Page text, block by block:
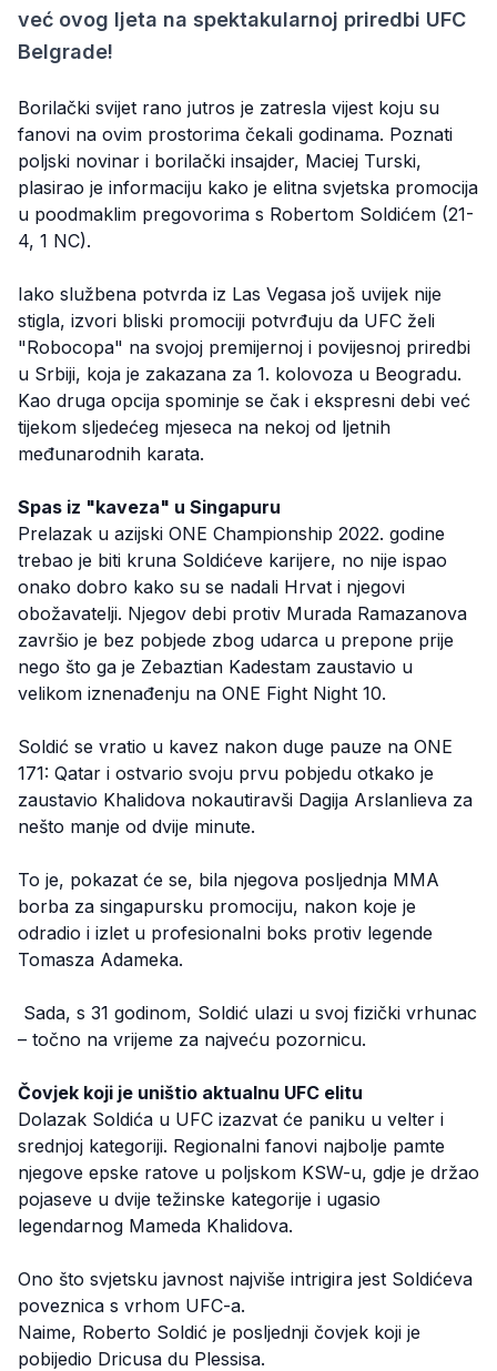
već ovog ljeta na spektakularnoj priredbi UFC
Belgrade!
Borilački svijet rano jutros je zatresla vijest koju su
fanovi na ovim prostorima čekali godinama. Poznati
poljski novinar i borilački insajder, Maciej Turski,
plasirao je informaciju kako je elitna svjetska promocija
u poodmaklim pregovorima s Robertom Soldićem (21-
4, 1 NC).
Iako službena potvrda iz Las Vegasa još uvijek nije
stigla, izvori bliski promociji potvrđuju da UFC želi
"Robocopa" na svojoj premijernoj i povijesnoj priredbi
u Srbiji, koja je zakazana za 1. kolovoza u Beogradu.
Kao druga opcija spominje se čak i ekspresni debi već
tijekom sljedećeg mjeseca na nekoj od ljetnih
međunarodnih karata.
Spas iz "kaveza" u Singapuru
Prelazak u azijski ONE Championship 2022. godine
trebao je biti kruna Soldićeve karijere, no nije ispao
onako dobro kako su se nadali Hrvat i njegovi
obožavatelji. Njegov debi protiv Murada Ramazanova
završio je bez pobjede zbog udarca u prepone prije
nego što ga je Zebaztian Kadestam zaustavio u
velikom iznenađenju na ONE Fight Night 10.
Soldić se vratio u kavez nakon duge pauze na ONE
171: Qatar i ostvario svoju prvu pobjedu otkako je
zaustavio Khalidova nokautiravši Dagija Arslanlieva za
nešto manje od dvije minute.
To je, pokazat će se, bila njegova posljednja MMA
borba za singapursku promociju, nakon koje je
odradio i izlet u profesionalni boks protiv legende
Tomasza Adameka.
Sada, s 31 godinom, Soldić ulazi u svoj fizički vrhunac
– točno na vrijeme za najveću pozornicu.
Čovjek koji je uništio aktualnu UFC elitu
Dolazak Soldića u UFC izazvat će paniku u velter i
srednjoj kategoriji. Regionalni fanovi najbolje pamte
njegove epske ratove u poljskom KSW-u, gdje je držao
pojaseve u dvije težinske kategorije i ugasio
legendarnog Mameda Khalidova.
Ono što svjetsku javnost najviše intrigira jest Soldićeva
poveznica s vrhom UFC-a.
Naime, Roberto Soldić je posljednji čovjek koji je
pobijedio Dricusa du Plessisa.